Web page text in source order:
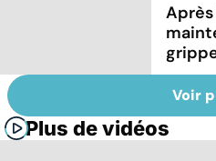
Voir
Plus de vidéos